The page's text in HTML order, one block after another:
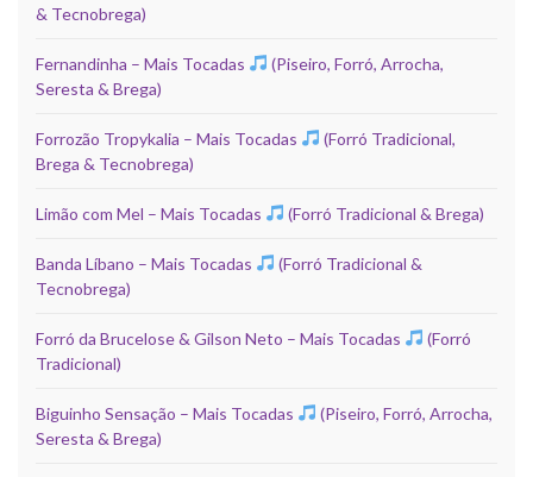
& Tecnobrega)
Fernandinha – Mais Tocadas
(Piseiro, Forró, Arrocha,
Seresta & Brega)
Forrozão Tropykalia – Mais Tocadas
(Forró Tradicional,
Brega & Tecnobrega)
Limão com Mel – Mais Tocadas (Forró Tradicional & Brega)
Banda Líbano – Mais Tocadas
(Forró Tradicional &
Tecnobrega)
Forró da Brucelose & Gilson Neto – Mais Tocadas
(Forró
Tradicional)
Biguinho Sensação – Mais Tocadas
(Piseiro, Forró, Arrocha,
Seresta & Brega)